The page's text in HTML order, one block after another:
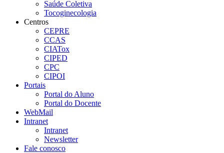
Saúde Coletiva
Tocoginecologia
Centros
CEPRE
CCAS
CIATox
CIPED
CPC
CIPOI
Portais
Portal do Aluno
Portal do Docente
WebMail
Intranet
Intranet
Newsletter
Fale conosco